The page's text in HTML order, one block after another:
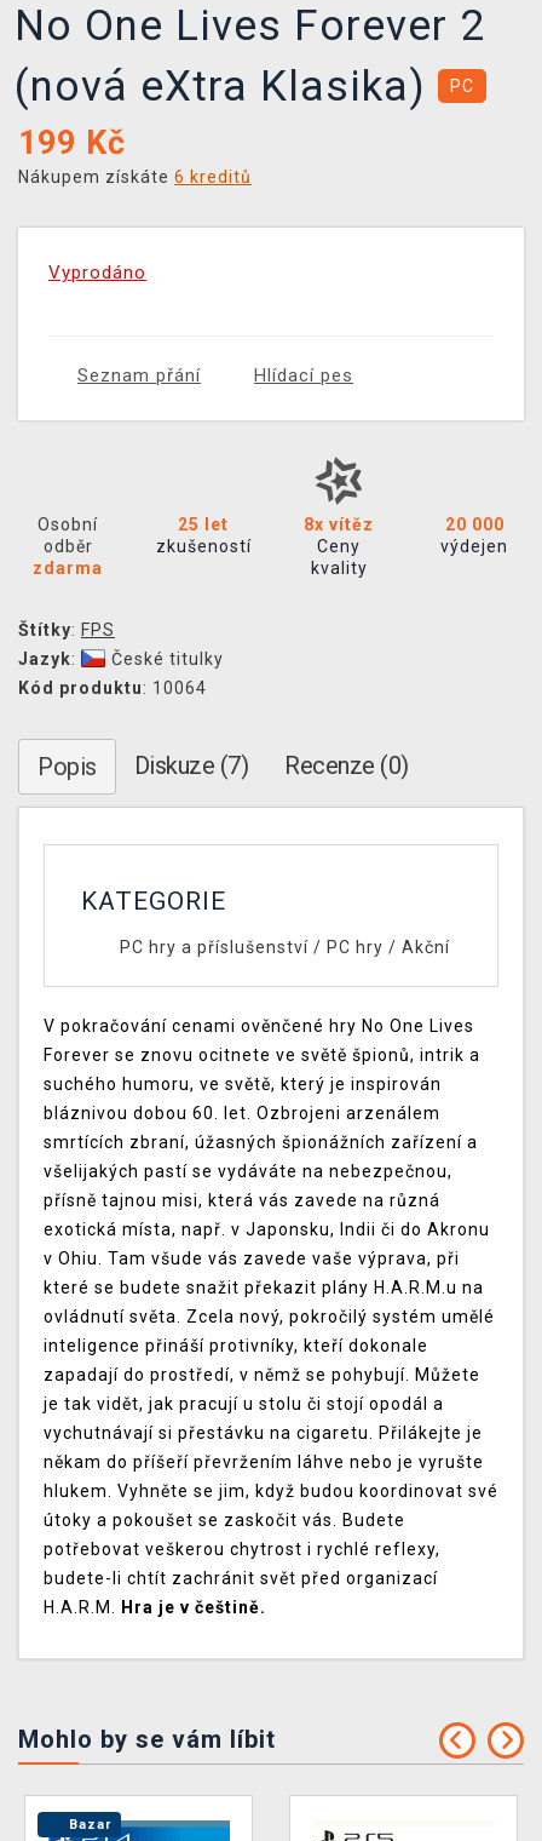
No One Lives Forever 2
(nová eXtra Klasika)
PC
199 Kč
Nákupem získáte 6 kreditů
Vyprodáno
Seznam přání Hlídací pes
Osobní
odběr
zdarma
25 let
zkušeností
8x vítěz
Ceny
kvality
20 000
výdejen
Štítky: FPS
Jazyk:
České titulky
Kód produktu: 10064
Popis Diskuze (7) Recenze (0)
KATEGORIE
PC hry a příslušenství/ PC hry / Akční
V pokračování cenami ověnčené hry No One Lives
Forever se znovu ocitnete ve světě špionů, intrik a
suchého humoru, ve světě, který je inspirován
bláznivou dobou 60. let. Ozbrojeni arzenálem
smrtících zbraní, úžasných špionážních zařízení a
všelijakých pastí se vydáváte na nebezpečnou,
přísně tajnou misi, která vás zavede na různá
exotická místa, např. v Japonsku, Indii či do Akronu
v Ohiu. Tam všude vás zavede vaše výprava, při
které se budete snažit překazit plány H.A.R.M.u na
ovládnutí světa. Zcela nový, pokročilý systém umělé
inteligence přináší protivníky, kteří dokonale
zapadají do prostředí, v němž se pohybují. Můžete
je tak vidět, jak pracují u stolu či stojí opodál a
vychutnávají si přestávku na cigaretu. Přilákejte je
někam do příšeří převržením láhve nebo je vyrušte
hlukem. Vyhněte se jim, když budou koordinovat své
útoky a pokoušet se zaskočit vás. Budete
potřebovat veškerou chytrost i rychlé reflexy,
budete-li chtít zachránit svět před organizací
H.A.R.M. Hra je v češtině.
Mohlo by se vám líbit
Bazar